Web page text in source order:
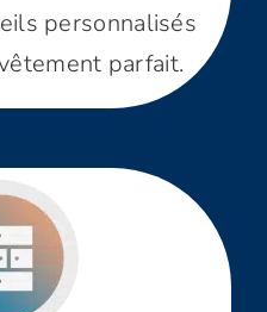
personnalisés
parfait.